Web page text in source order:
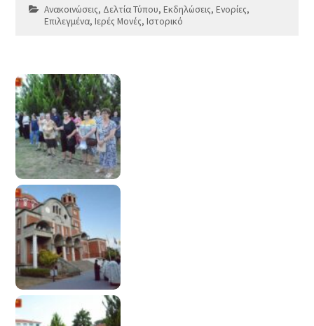
Ανακοινώσεις, Δελτία Τύπου,Εκδηλώσεις,Ενορίες,
Επιλεγμένα,Ιερές Μονές,Ιστορικό